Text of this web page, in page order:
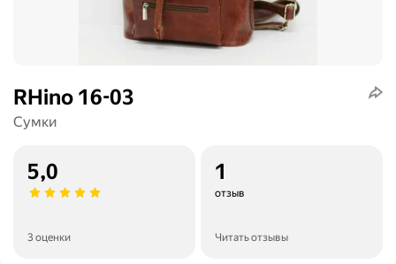
RHino 16-03
Сумки
5,0
3 оценки
1
отзыв
Читать отзывы